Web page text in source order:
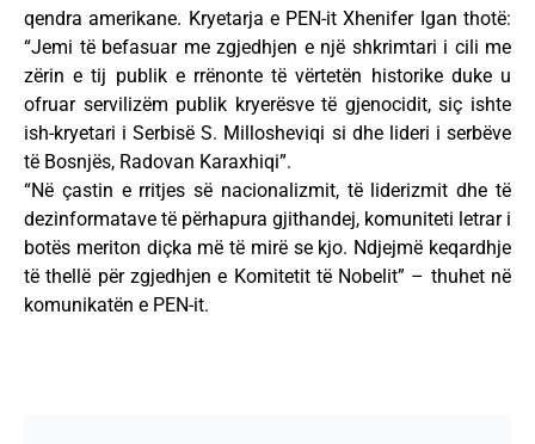
qendra amerikane. Kryetarja e PEN-it Xhenifer Igan thotë:
“Jemi të befasuar me zgjedhjen e një shkrimtari i cili me
zërin e tij publik e rrënonte të vërtetën historike duke u
ofruar servilizëm publik kryerësve të gjenocidit, siç ishte
ish-kryetari i Serbisë S. Millosheviqi si dhe lideri i serbëve
të Bosnjës, Radovan Karaxhiqi”.
“Në çastin e rritjes së nacionalizmit, të liderizmit dhe të
dezinformatave të përhapura gjithandej, komuniteti letrar i
botës meriton diçka më të mirë se kjo. Ndjejmë keqardhje
të thellë për zgjedhjen e Komitetit të Nobelit” – thuhet në
komunikatën e PEN-it.